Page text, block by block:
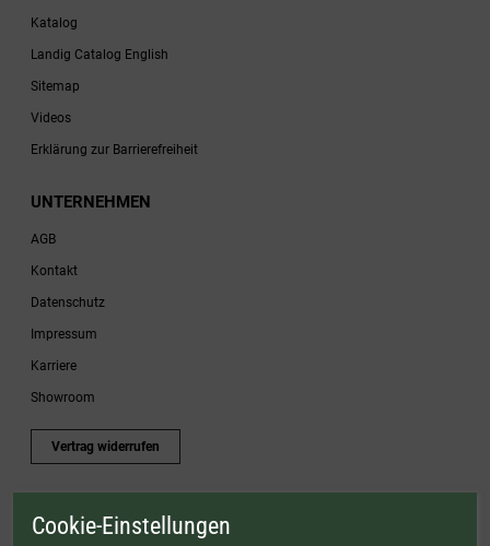
Katalog
Landig Catalog English
Sitemap
Videos
Erklärung zur Barrierefreiheit
UNTERNEHMEN
AGB
Kontakt
Datenschutz
Impressum
Karriere
Showroom
Vertrag widerrufen
* Gültig bis einschließlich 17.08.2026. Keine Barauszahlung möglich. Nicht mit
Cookie-Einstellungen